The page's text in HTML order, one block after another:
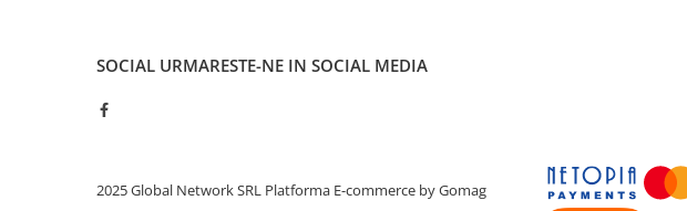
SOCIAL URMARESTE-NE IN SOCIAL MEDIA
2025 Global Network SRL Platforma E-commerce by Gomag